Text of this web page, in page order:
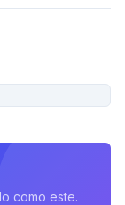
como este.